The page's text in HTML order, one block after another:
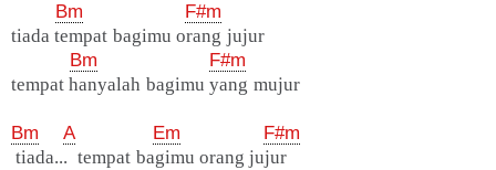
Bm
F#m
tiada tempat bagimu orang jujur
Bm
F#m
tempat hanyalah bagimu yang mujur
Bm A Em
F#m
tiada... tempat bagimu orang jujur